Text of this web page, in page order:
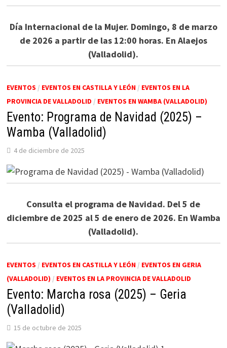
Día Internacional de la Mujer. Domingo, 8 de marzo
de 2026 a partir de las 12:00 horas. En Alaejos
(Valladolid).
EVENTOS / EVENTOS EN CASTILLA Y LEÓN/ EVENTOS EN LA
PROVINCIA DE VALLADOLID / EVENTOS EN WAMBA (VALLADOLID)
Evento: Programa de Navidad (2025) –
Wamba (Valladolid)
4 de diciembre de 2025
Consulta el programa de Navidad. Del 5 de
diciembre de 2025 al 5 de enero de 2026. En Wamba
(Valladolid).
EVENTOS / EVENTOS EN CASTILLA Y LEÓN/ EVENTOS EN GERIA
(VALLADOLID) / EVENTOS EN LA PROVINCIA DE VALLADOLID
Evento: Marcha rosa (2025) – Geria
(Valladolid)
15 de octubre de 2025